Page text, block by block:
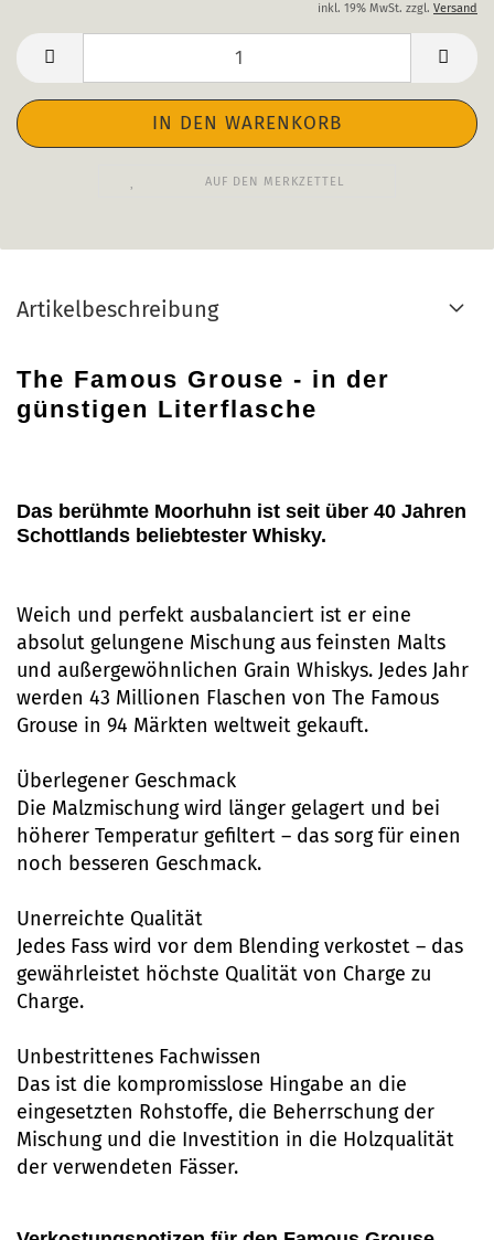
inkl. 19% MwSt. zzgl. Versand
AUF DEN MERKZETTEL
Artikelbeschreibung
The Famous Grouse - in der
günstigen Literflasche
Das berühmte Moorhuhn ist seit über 40 Jahren
Schottlands beliebtester Whisky.
Weich und perfekt ausbalanciert ist er eine
absolut gelungene Mischung aus feinsten Malts
und außergewöhnlichen Grain Whiskys. Jedes Jahr
werden 43 Millionen Flaschen von The Famous
Grouse in 94 Märkten weltweit gekauft.
Überlegener Geschmack
Die Malzmischung wird länger gelagert und bei
höherer Temperatur gefiltert – das sorg für einen
noch besseren Geschmack.
Unerreichte Qualität
Jedes Fass wird vor dem Blending verkostet – das
gewährleistet höchste Qualität von Charge zu
Charge.
Unbestrittenes Fachwissen
Das ist die kompromisslose Hingabe an die
eingesetzten Rohstoffe, die Beherrschung der
Mischung und die Investition in die Holzqualität
der verwendeten Fässer.